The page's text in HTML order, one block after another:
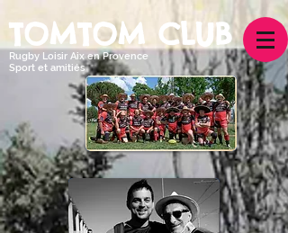
TOMTOM CLUB
Rugby Loisir Aix en Provence
Sport et amitiés